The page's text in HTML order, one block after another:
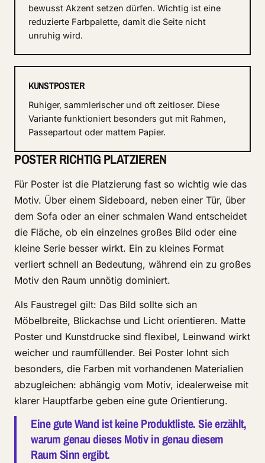
bewusst Akzent setzen dürfen. Wichtig ist eine
reduzierte Farbpalette, damit die Seite nicht
unruhig wird.
KUNSTPOSTER
Ruhiger, sammlerischer und oft zeitloser. Diese
Variante funktioniert besonders gut mit Rahmen,
Passepartout oder mattem Papier.
POSTER RICHTIG PLATZIEREN
Für Poster ist die Platzierung fast so wichtig wie das
Motiv. Über einem Sideboard, neben einer Tür, über
dem Sofa oder an einer schmalen Wand entscheidet
die Fläche, ob ein einzelnes großes Bild oder eine
kleine Serie besser wirkt. Ein zu kleines Format
verliert schnell an Bedeutung, während ein zu großes
Motiv den Raum unnötig dominiert.
Als Faustregel gilt: Das Bild sollte sich an
Möbelbreite, Blickachse und Licht orientieren. Matte
Poster und Kunstdrucke sind flexibel, Leinwand wirkt
weicher und raumfüllender. Bei Poster lohnt sich
besonders, die Farben mit vorhandenen Materialien
abzugleichen: abhängig vom Motiv, idealerweise mit
klarer Hauptfarbe geben eine gute Orientierung.
Eine gute Wand ist keine Produktliste. Sie erzählt,
warum genau dieses Motiv in genau diesem
Raum Sinn ergibt.